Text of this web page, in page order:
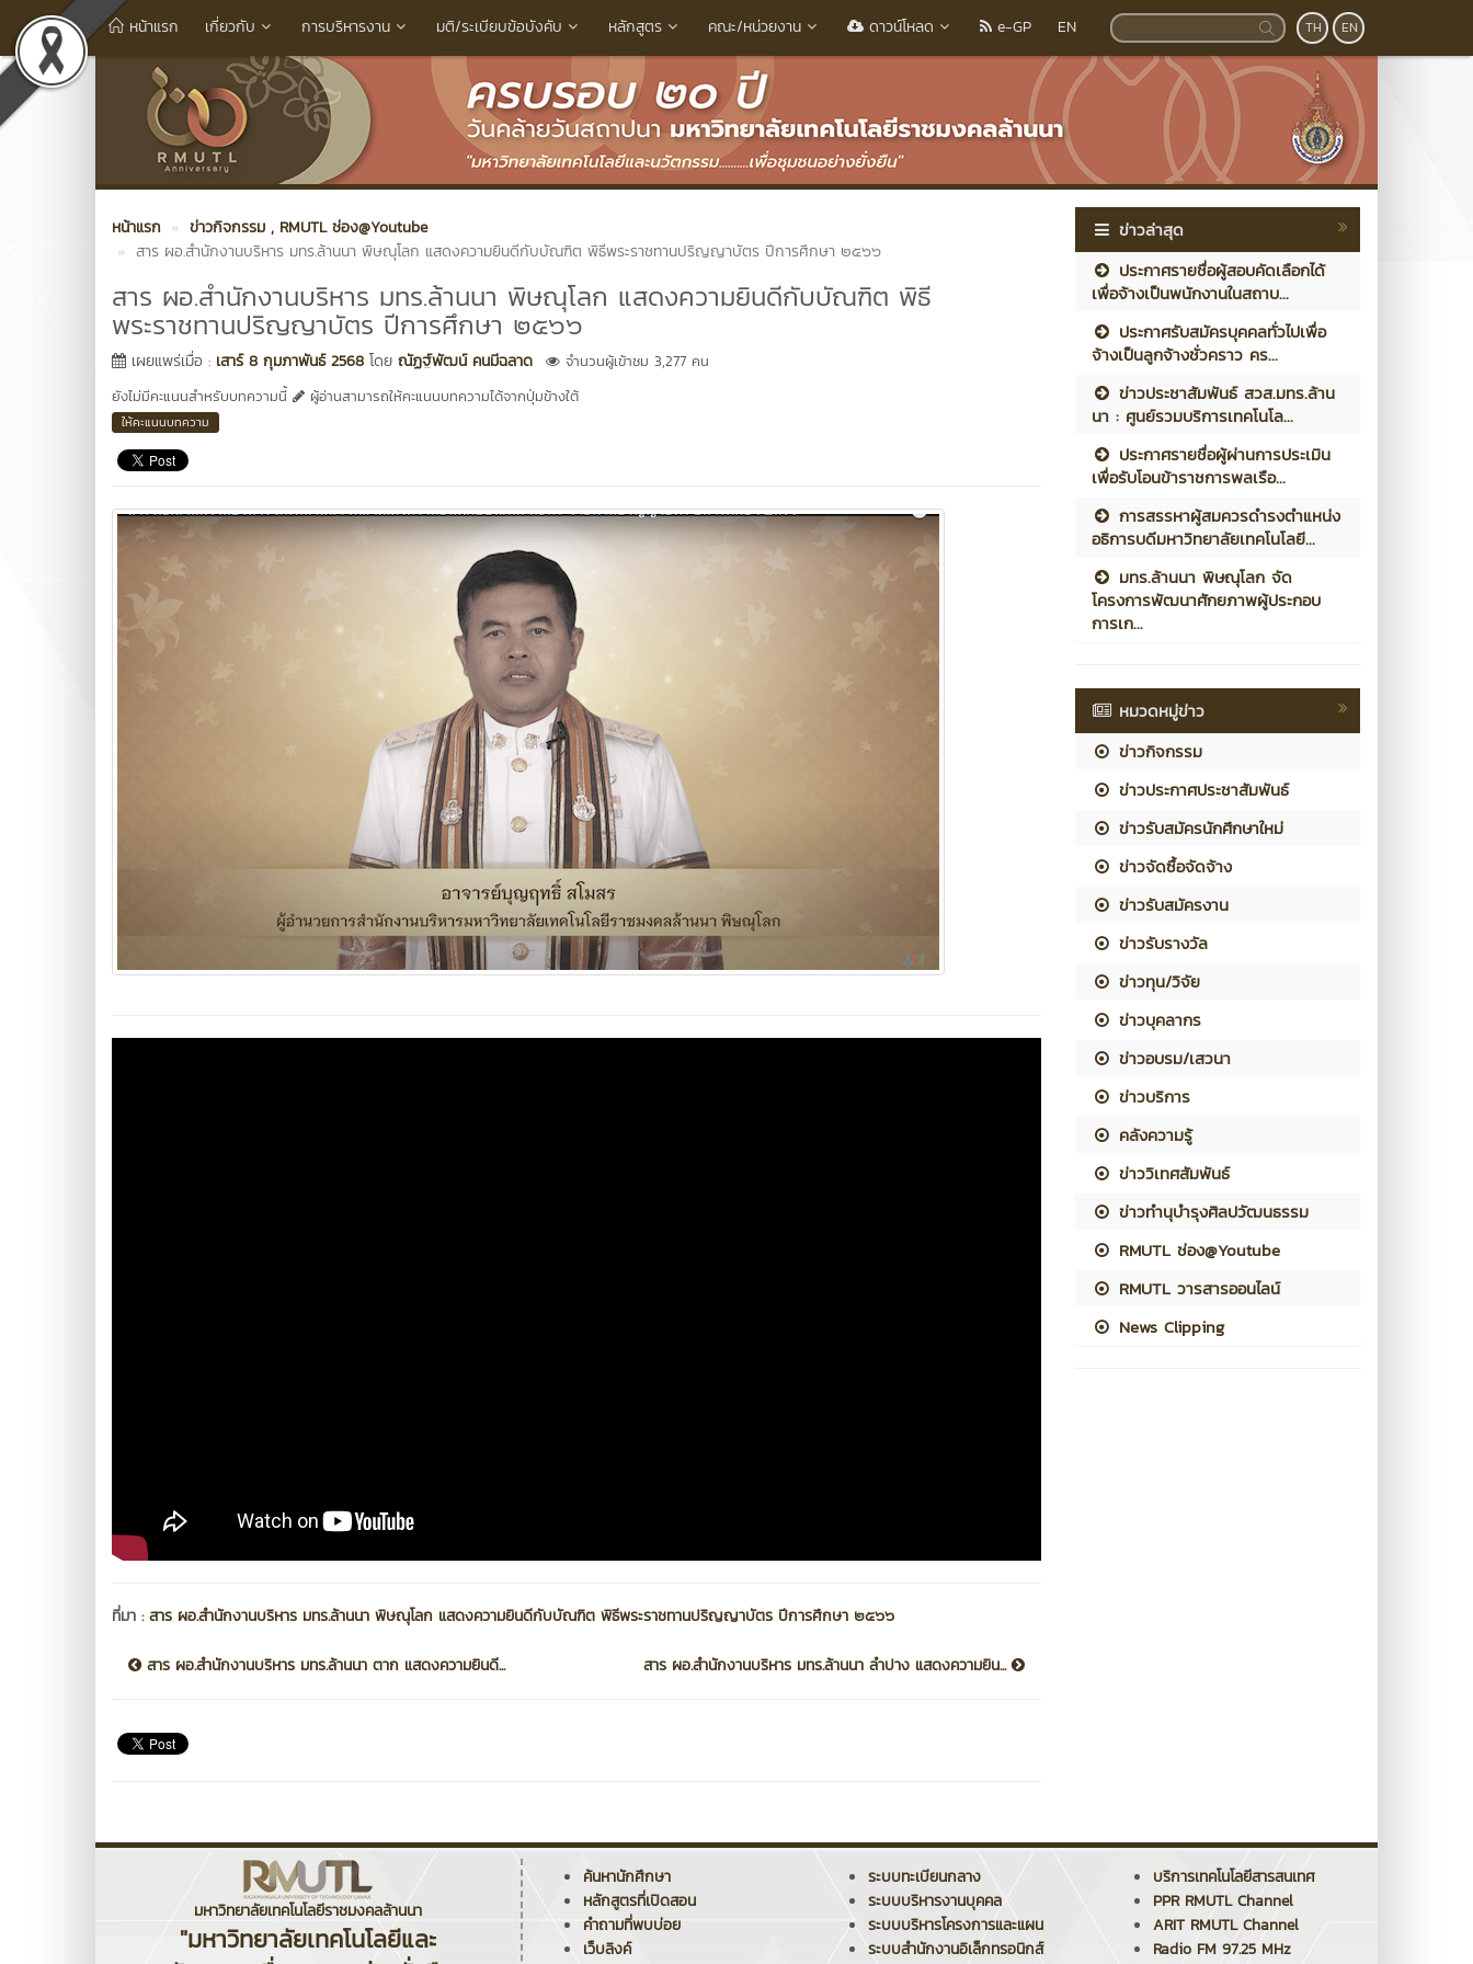
หน้าแรก เกี่ยวกับ การบริหารงาน มติ/ระเบียบข้อบังคับ หลักสูตร คณะ/หน่วยงาน ดาวน์โหลด e-GP EN TH EN
หน้าแรก ข่าวกิจกรรม , RMUTL ช่อง@Youtube
สาร ผอ.สำนักงานบริหาร มทร.ล้านนา พิษณุโลก แสดงความยินดีกับบัณฑิต พิธีพระราชทานปริญญาบัตร ปีการศึกษา ๒๕๖๖
สาร ผอ.สำนักงานบริหาร มทร.ล้านนา พิษณุโลก แสดงความยินดีกับบัณฑิต พิธี
พระราชทานปริญญาบัตร ปีการศึกษา ๒๕๖๖
เผยแพร่เมื่อ : เสาร์ 8 กุมภาพันธ์ 2568 โดย ณัฏฐ์พัฒน์ คนมีฉลาด
จำนวนผู้เข้าชม 3,277 คน
ยังไม่มีคะแนนสำหรับบทความนี้
ผู้อ่านสามารถให้คะแนนบทความได้จากปุ่มข้างใต้
ให้คะแนนบทความ
ที่มา :สาร ผอ.สำนักงานบริหาร มทร.ล้านนา พิษณุโลก แสดงความยินดีกับบัณฑิต พิธีพระราชทานปริญญาบัตร ปีการศึกษา ๒๕๖๖
สาร ผอ.สำนักงานบริหาร มทร.ล้านนา ตาก แสดงความยินดี... สาร ผอ.สำนักงานบริหาร มทร.ล้านนา ลำปาง แสดงความยิน...
ข่าวล่าสุด
ประกาศรายชื่อผู้สอบคัดเลือกได้
เพื่อจ้างเป็นพนักงานในสถาบ...
ประกาศรับสมัครบุคคลทั่วไปเพื่อ
จ้างเป็นลูกจ้างชั่วคราว คร...
ข่าวประชาสัมพันธ์ สวส.มทร.ล้าน
นา : ศูนย์รวมบริการเทคโนโล...
ประกาศรายชื่อผู้ผ่านการประเมิน
เพื่อรับโอนข้าราชการพลเรือ...
การสรรหาผู้สมควรดำรงตำแหน่ง
อธิการบดีมหาวิทยาลัยเทคโนโลยี...
มทร.ล้านนา พิษณุโลก จัด
โครงการพัฒนาศักยภาพผู้ประกอบ
การเก...
หมวดหมู่ข่าว
ข่าวกิจกรรม
ข่าวประกาศประชาสัมพันธ์
ข่าวรับสมัครนักศึกษาใหม่
ข่าวจัดซื้อจัดจ้าง
ข่าวรับสมัครงาน
ข่าวรับรางวัล
ข่าวทุน/วิจัย
ข่าวบุคลากร
ข่าวอบรม/เสวนา
ข่าวบริการ
คลังความรู้
ข่าววิเทศสัมพันธ์
ข่าวทำนุบำรุงศิลปวัฒนธรรม
RMUTL ช่อง@Youtube
RMUTL วารสารออนไลน์
News Clipping
มหาวิทยาลัยเทคโนโลยีราชมงคลล้านนา
"มหาวิทยาลัยเทคโนโลยีและ
ค้นหานักศึกษา
หลักสูตรที่เปิดสอน
คำถามที่พบบ่อย
เว็บลิงค์
ระบบทะเบียนกลาง
ระบบบริหารงานบุคคล
ระบบบริหารโครงการและแผน
ระบบสำนักงานอิเล็กทรอนิกส์
บริการเทคโนโลยีสารสนเทศ
PPR RMUTL Channel
ARIT RMUTL Channel
Radio FM 97.25 MHz